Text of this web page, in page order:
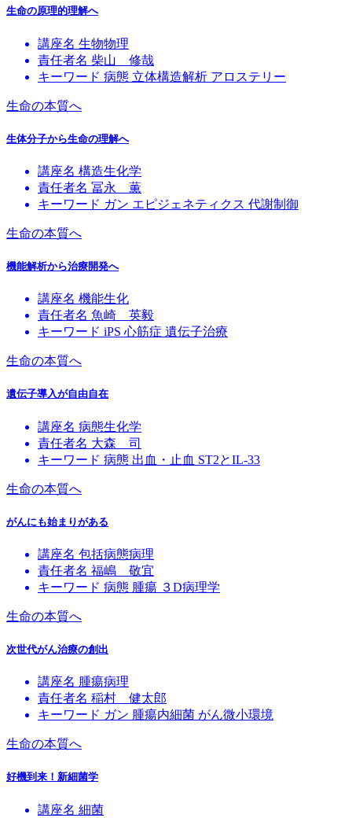
生命の原理的理解へ
講座名 生物物理
責任者名 柴山 修哉
キーワード 病態 立体構造解析 アロステリー
生命の本質へ
生体分子から生命の理解へ
講座名 構造生化学
責任者名 冨永 薫
キーワード ガン エピジェネティクス 代謝制御
生命の本質へ
機能解析から治療開発へ
講座名 機能生化
責任者名 魚崎 英毅
キーワード iPS 心筋症 遺伝子治療
生命の本質へ
遺伝子導入が自由自在
講座名 病態生化学
責任者名 大森 司
キーワード 病態 出血・止血 ST2とIL-33
生命の本質へ
がんにも始まりがある
講座名 包括病態病理
責任者名 福嶋 敬宜
キーワード 病態 腫瘍 ３D病理学
生命の本質へ
次世代がん治療の創出
講座名 腫瘍病理
責任者名 稲村 健太郎
キーワード ガン 腫瘍内細菌 がん微小環境
生命の本質へ
好機到来！新細菌学
講座名 細菌